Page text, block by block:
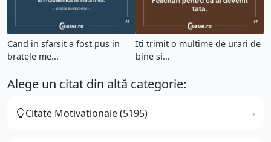
Cand in sfarsit a fost pus in
bratele me...
Iti trimit o multime de urari de
bine si...
Alege un citat din altă categorie:
Citate Motivationale (5195)